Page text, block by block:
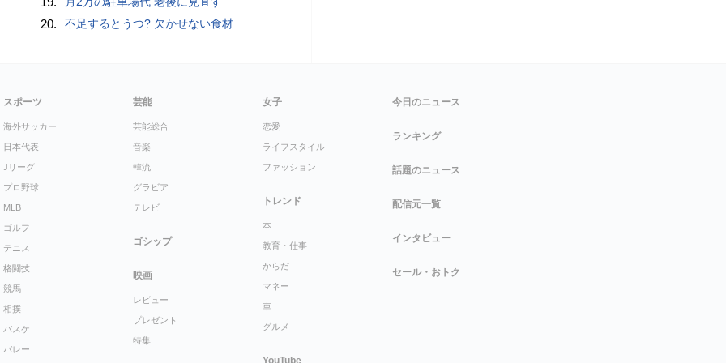
20. 不足するとうつ? 欠かせない食材
スポーツ
海外サッカー
日本代表
Jリーグ
プロ野球
MLB
ゴルフ
テニス
格闘技
競馬
相撲
バスケ
バレー
芸能
芸能総合
音楽
韓流
グラビア
テレビ
ゴシップ
映画
レビュー
プレゼント
特集
女子
恋愛
ライフスタイル
ファッション
トレンド
本
教育・仕事
からだ
マネー
車
グルメ
YouTube
今日のニュース
ランキング
話題のニュース
配信元一覧
インタビュー
セール・おトク